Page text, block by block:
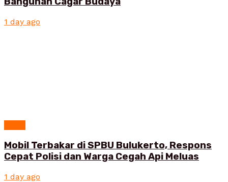
1 day ago
Mobil Terbakar di SPBU Bulukerto, Respons
Cepat Polisi dan Warga Cegah Api Meluas
1 day ago